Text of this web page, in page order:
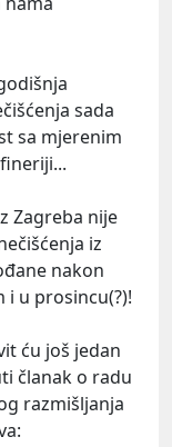
sada
sa mjerenim
Zagreba nije
iz
nakon
i u prosincu(?)!
ću još jedan
članak o radu
razmišljanja